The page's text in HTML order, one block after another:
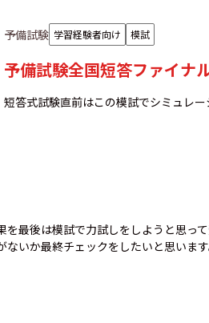
予備試験 学習経験者向け 模試
予備試験全国短答ファイナ
短答式試験直前はこの模試でシミュレー
を最後は模試で力試しをしようと思っ
いか最終チェックをしたいと思います